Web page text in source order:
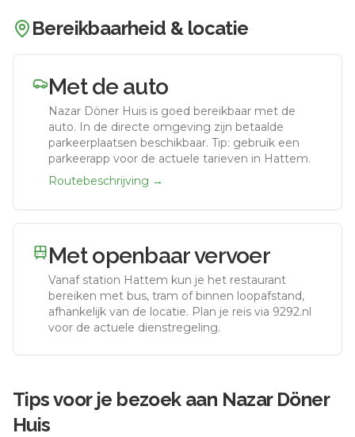
Bereikbaarheid & locatie
Met de auto
Nazar Döner Huis is goed bereikbaar met de
auto. In de directe omgeving zijn betaalde
parkeerplaatsen beschikbaar. Tip: gebruik een
parkeerapp voor de actuele tarieven in Hattem.
Routebeschrijving →
Met openbaar vervoer
Vanaf station Hattem kun je het restaurant
bereiken met bus, tram of binnen loopafstand,
afhankelijk van de locatie. Plan je reis via 9292.nl
voor de actuele dienstregeling.
Tips voor je bezoek aan Nazar Döner
Huis